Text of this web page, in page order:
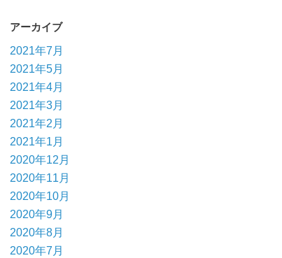
アーカイブ
2021年7月
2021年5月
2021年4月
2021年3月
2021年2月
2021年1月
2020年12月
2020年11月
2020年10月
2020年9月
2020年8月
2020年7月